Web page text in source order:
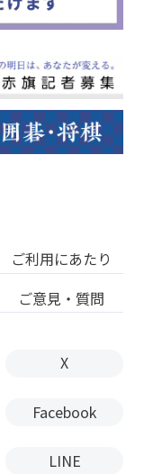
ご利用にあたり
ご意見・質問
X
Facebook
LINE